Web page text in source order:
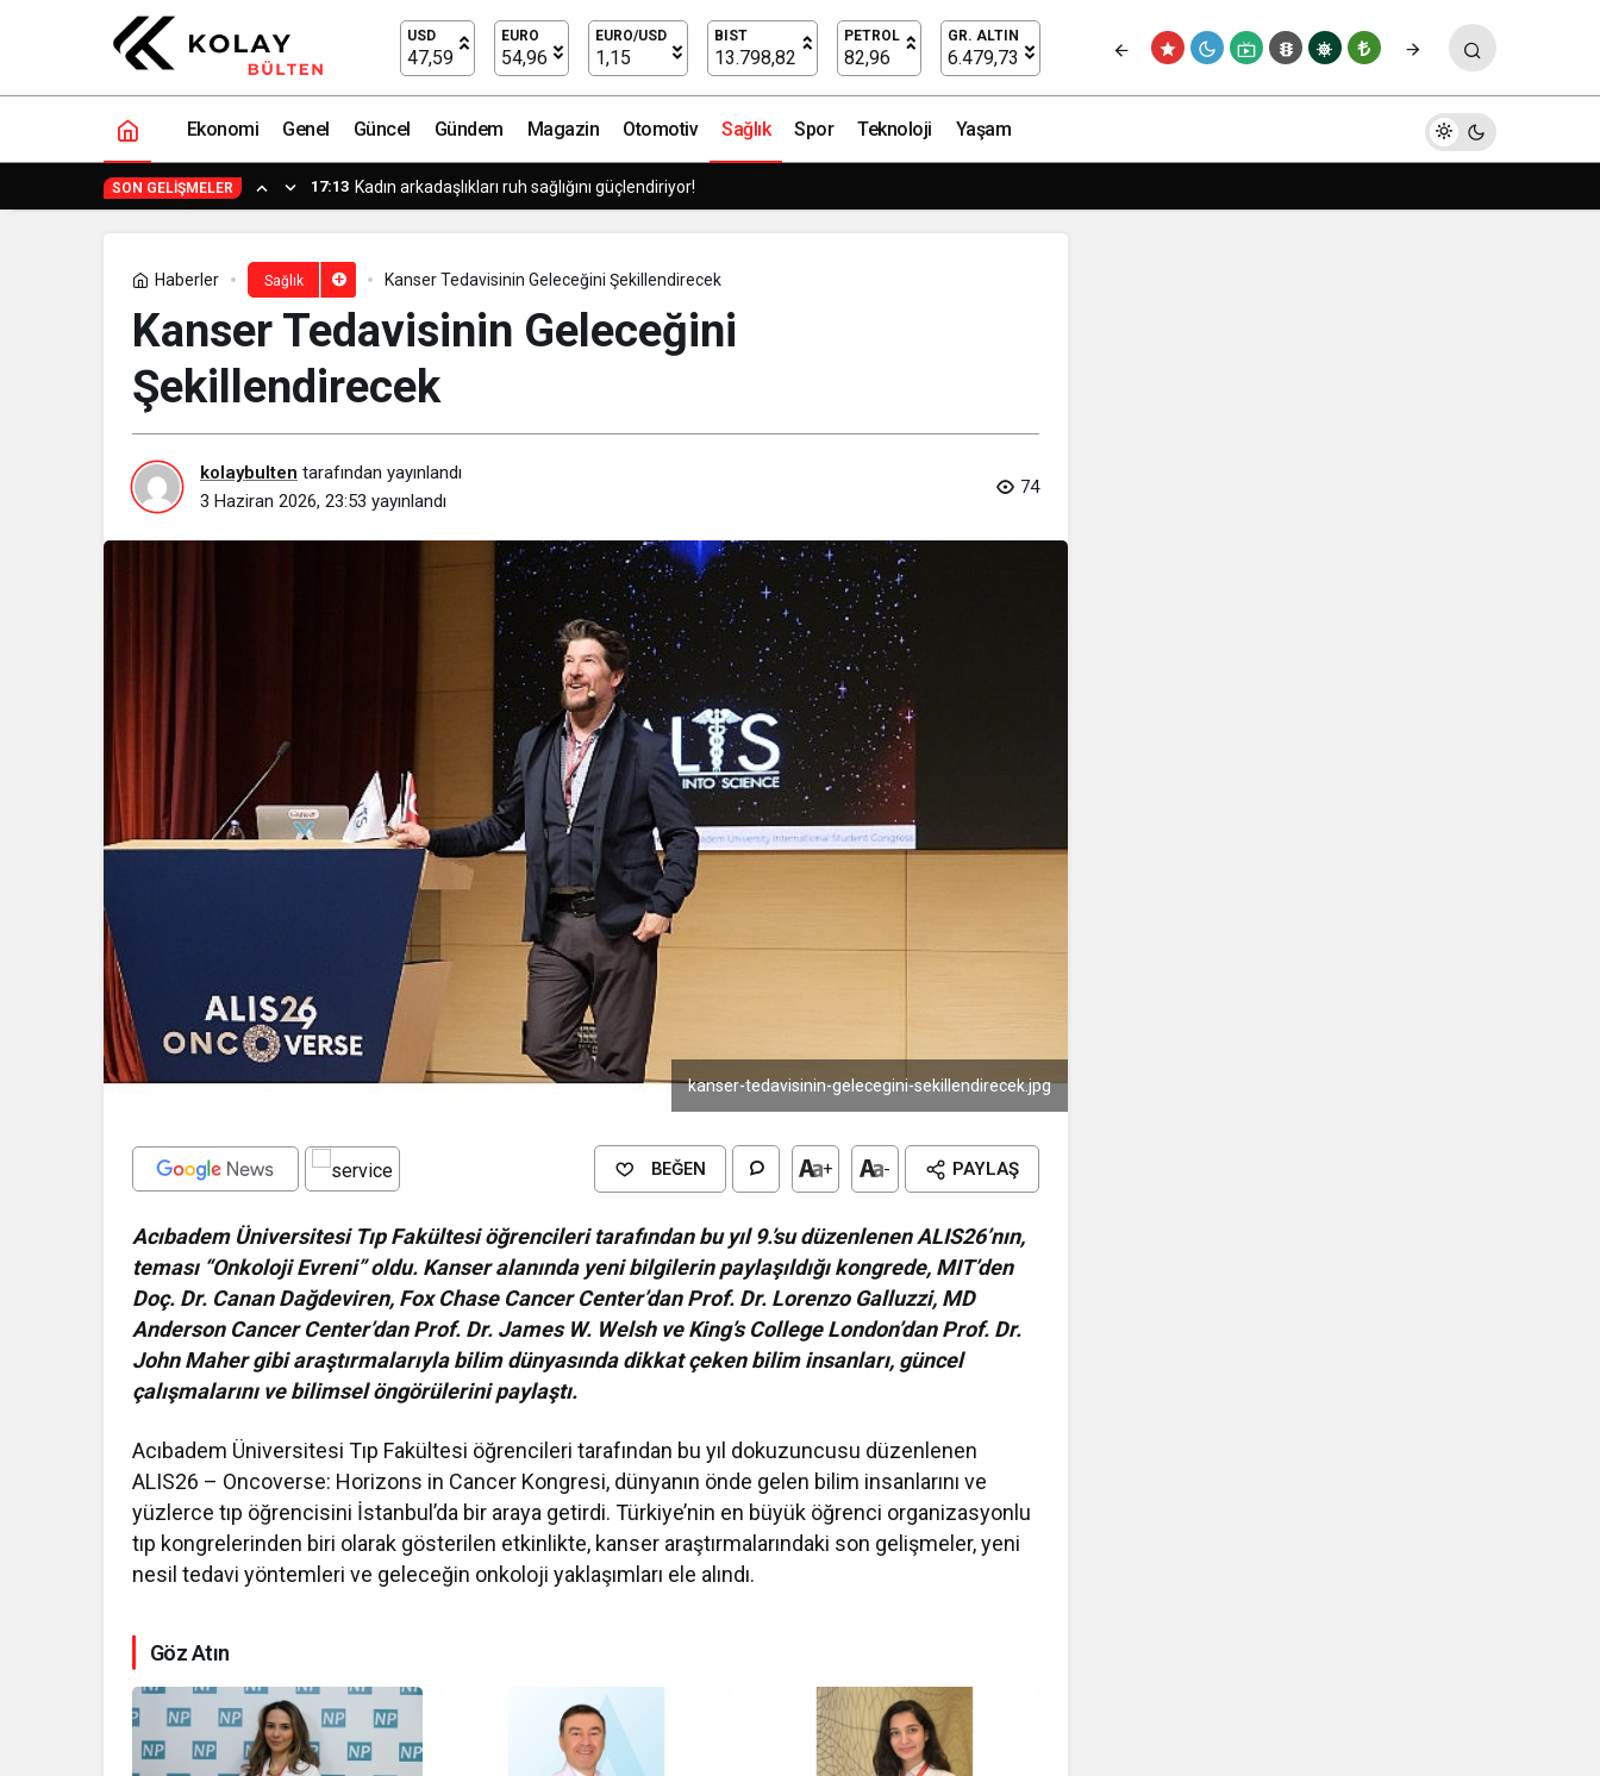
USD
47,59
EURO
54,96
EURO/USD
1,15
BIST
13.798,82
PETROL
82,96
GR. ALTIN
6.479,73
Ekonomi Genel Güncel Gündem Magazin Otomotiv Sağlık Spor Teknoloji Yaşam
SON GELIŞMELER 17:03 Uygulamalar yerini yapay zekaya bırakıyor
Haberler Sağlık Kanser Tedavisinin Geleceğini Şekillendirecek
Kanser Tedavisinin Geleceğini
Şekillendirecek
kolaybulten tarafından yayınlandı
3 Haziran 2026, 23:53 yayınlandı
74
kanser-tedavisinin-gelecegini-sekillendirecek.jpg
BEĞEN + - PAYLAŞ
Acıbadem Üniversitesi Tıp Fakültesi öğrencileri tarafından bu yıl 9.’su düzenlenen ALIS26’nın,
teması “Onkoloji Evreni” oldu. Kanser alanında yeni bilgilerin paylaşıldığı kongrede, MIT’den
Doç. Dr. Canan Dağdeviren, Fox Chase Cancer Center’dan Prof. Dr. Lorenzo Galluzzi, MD
Anderson Cancer Center’dan Prof. Dr. James W. Welsh ve King’s College London’dan Prof. Dr.
John Maher gibi araştırmalarıyla bilim dünyasında dikkat çeken bilim insanları, güncel
çalışmalarını ve bilimsel öngörülerini paylaştı.
Acıbadem Üniversitesi Tıp Fakültesi öğrencileri tarafından bu yıl dokuzuncusu düzenlenen
ALIS26 – Oncoverse: Horizons in Cancer Kongresi, dünyanın önde gelen bilim insanlarını ve
yüzlerce tıp öğrencisini İstanbul’da bir araya getirdi. Türkiye’nin en büyük öğrenci organizasyonlu
tıp kongrelerinden biri olarak gösterilen etkinlikte, kanser araştırmalarındaki son gelişmeler, yeni
nesil tedavi yöntemleri ve geleceğin onkoloji yaklaşımları ele alındı.
Göz Atın
Reflü yemek borusunda kalıcı hasara yol açabiliyor, hatta… Yorum Yap Paylaş